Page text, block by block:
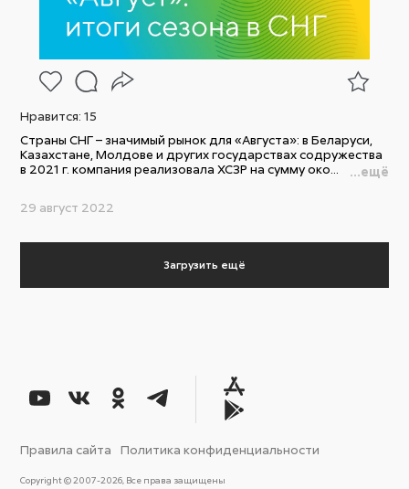
Нравится:15
Страны СНГ – значимый рынок для «Августа»: в Беларуси,
Казахстане, Молдове и других государствах содружества
в 2021 г. компания реализовала ХСЗР на сумму око...
...ещё
29 август 2022
Загрузить ещё
Правила сайта Политика конфиденциальности
Copyright © 2007-2026, Все права защищены